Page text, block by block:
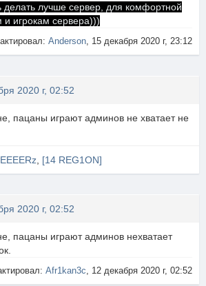
делать лучше сервер, для комфортной
и игрокам сервера)))
Anderson, 15 декабря 2020 г, 23:12
2020 г, 02:52
пацаны играют админов не хватает не
[14 REG1ON]
2020 г, 02:52
пацаны играют админов нехватает
Afr1kan3c, 12 декабря 2020 г, 02:52